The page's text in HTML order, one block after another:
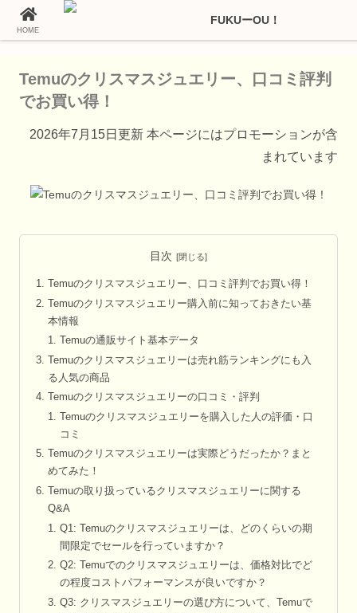
ホーム
Temuのクリスマスジュエリー、口コミ評判
でお買い得！
2026年7月15日更新 本ページにはプロモーションが含
まれています
目次
Temuのクリスマスジュエリー、口コミ評判でお買い得！
Temuのクリスマスジュエリー購入前に知っておきたい基
本情報
Temuの通販サイト基本データ
Temuのクリスマスジュエリーは売れ筋ランキングにも入
る人気の商品
Temuのクリスマスジュエリーの口コミ・評判
Temuのクリスマスジュエリーを購入した人の評価・口
コミ
Temuのクリスマスジュエリーは実際どうだったか？まと
めてみた！
Temuの取り扱っているクリスマスジュエリーに関する
Q&A
Q1: Temuのクリスマスジュエリーは、どのくらいの期
間限定でセールを行っていますか？
Q2: Temuでのクリスマスジュエリーは、価格対比でど
の程度コストパフォーマンスが良いですか？
Q3: クリスマスジュエリーの選び方について、Temuで
HOME